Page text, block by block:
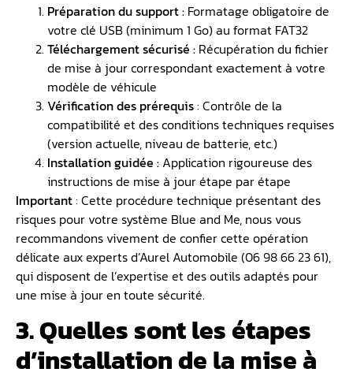
Préparation du support : Formatage obligatoire de
votre clé USB (minimum 1 Go) au format FAT32
Téléchargement sécurisé : Récupération du fichier
de mise à jour correspondant exactement à votre
modèle de véhicule
Vérification des prérequis: Contrôle de la
compatibilité et des conditions techniques requises
(version actuelle, niveau de batterie, etc.)
Installation guidée : Application rigoureuse des
instructions de mise à jour étape par étape
Important: Cette procédure technique présentant des
risques pour votre système Blue and Me, nous vous
recommandons vivement de confier cette opération
délicate aux experts d’Aurel Automobile (06 98 66 23 61),
qui disposent de l’expertise et des outils adaptés pour
une mise à jour en toute sécurité.
3. Quelles sont les étapes
d’installation de la mise à